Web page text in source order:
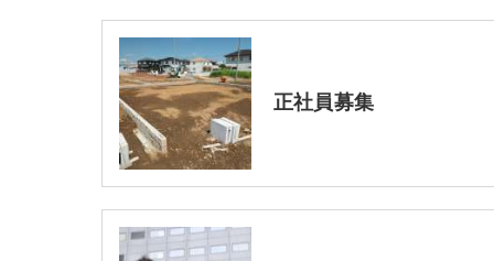
正社員募集